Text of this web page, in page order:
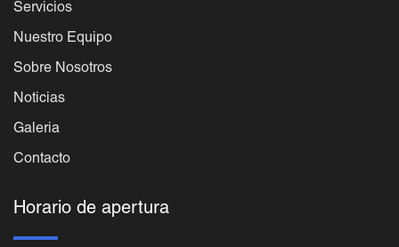
Servicios
Nuestro Equipo
Sobre Nosotros
Noticias
Galeria
Contacto
Horario de apertura